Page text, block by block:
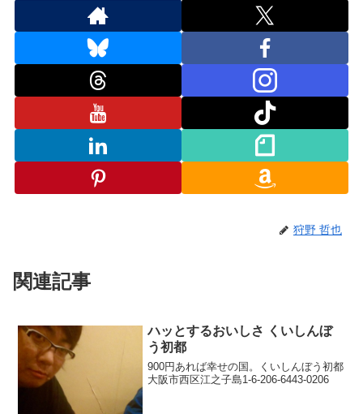
狩野 哲也
関連記事
ハッとするおいしさ くいしんぼ
う初都
900円あれば幸せの国。くいしんぼう初都
大阪市西区江之子島1-6-206-6443-0206